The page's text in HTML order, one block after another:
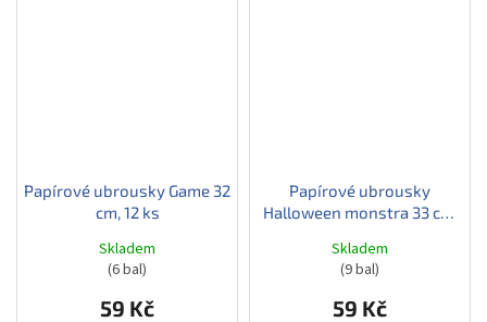
Papírové ubrousky Game 32
cm, 12 ks
Skladem
(6 bal)
59 Kč
Papírové ubrousky
Halloween monstra 33 cm,
Skladem
(9 bal)
59 Kč